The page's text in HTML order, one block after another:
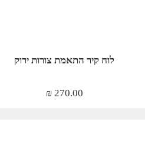
לוח קיר התאמת צורות ירוק
270.00
₪